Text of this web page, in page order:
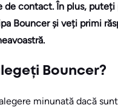
de contact. În plus, puteți
Bouncer și veți primi
Bouncer?
minunată dacă